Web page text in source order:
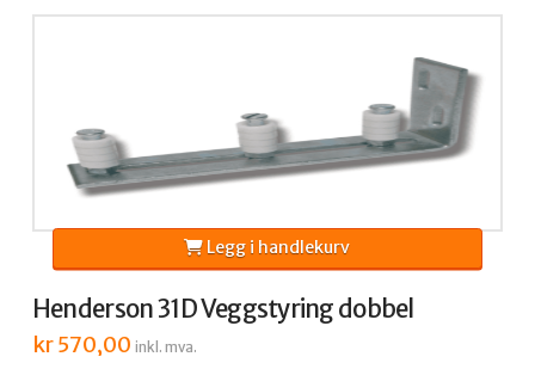
Henderson 31D Veggstyring dobbel
kr570,00 inkl. mva.
Legg i handlekurv